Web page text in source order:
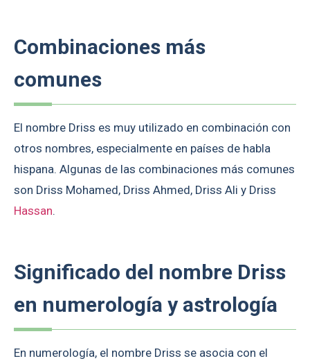
Combinaciones más
comunes
El nombre Driss es muy utilizado en combinación con
otros nombres, especialmente en países de habla
hispana. Algunas de las combinaciones más comunes
son Driss Mohamed, Driss Ahmed, Driss Ali y Driss
Hassan.
Significado del nombre Driss
en numerología y astrología
En numerología, el nombre Driss se asocia con el